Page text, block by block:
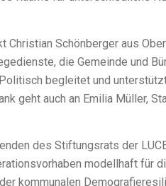
Schönberger aus
die Gemeinde und
begleitet und
geht auch an Emilia Müller,
des Stiftungsrats der
modellhaft für
kommunalen